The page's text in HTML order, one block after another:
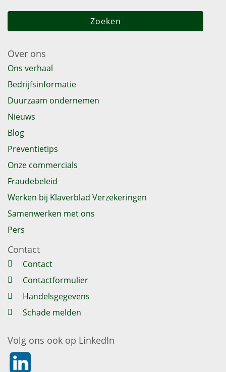
Over ons
Ons verhaal
Bedrijfsinformatie
Duurzaam ondernemen
Nieuws
Blog
Preventietips
Onze commercials
Fraudebeleid
Werken bij Klaverblad Verzekeringen
Samenwerken met ons
Pers
Contact
Contact
Contactformulier
Handelsgegevens
Schade melden
Volg ons ook op LinkedIn
https://nl.linkedin.com/company/klaverblad-